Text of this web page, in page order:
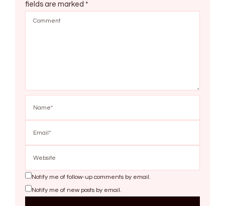
fields are marked *
Notify me of follow-up comments by email.
Notify me of new posts by email.